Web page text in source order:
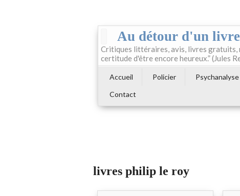
Au détour d'un
Critiques littéraires, avis, livres gratuits,
certitude d'être encore heureux.” (Jules
Accueil Policier Psychanalyse
Contact
livres philip le roy